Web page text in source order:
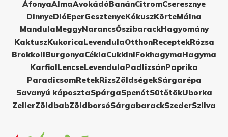
ÁfonyaAlmaAvokádóBanánCitromCseresznye
DinnyeDióEperGesztenyeKókuszKörteMálna
MandulaMeggyNarancsŐszibarackHagyomány
KaktuszKukoricaLevendulaOtthonReceptekRózsa
BrokkoliBurgonyaCéklaCukkiniFokhagymaHagyma
KarfiolLencseLevendulaPadlizsánPaprika
ParadicsomRetekRizsZöldségekSárgarépa
Savanyú káposztaSpárgaSpenótSütőtökUborka
ZellerZöldbabZöldborsóSárgabarackSzederSzilva